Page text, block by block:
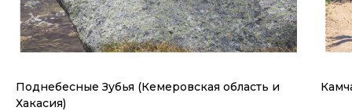
Поднебесные Зубья (Кемеровская область и
Хакасия)